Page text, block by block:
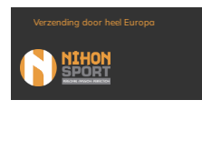
Verzending door heel Europa